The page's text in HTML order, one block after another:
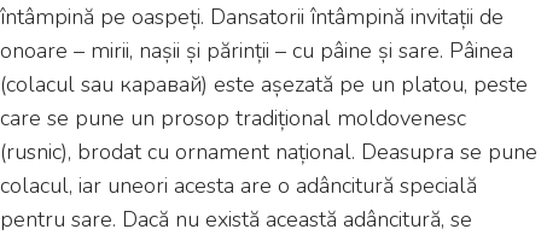
întâmpină pe oaspeți. Dansatorii întâmpină invitații de
onoare – mirii, nașii și părinții – cu pâine și sare. Pâinea
(colacul sau каравай) este așezată pe un platou, peste
care se pune un prosop tradițional moldovenesc
(rusnic), brodat cu ornament național. Deasupra se pune
colacul, iar uneori acesta are o adâncitură specială
pentru sare. Dacă nu există această adâncitură, se